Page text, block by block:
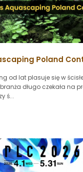
Poland
od lat plasuje się w
długo czekała na
ś...